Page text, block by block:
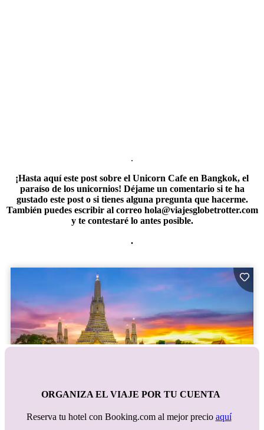
.
¡Hasta aquí este post sobre el Unicorn Cafe en Bangkok, el
paraíso de los unicornios! Déjame un comentario si te ha
gustado este post o si tienes alguna pregunta que hacerme.
También puedes escribir al correo hola@viajesglobetrotter.com
y te contestaré lo antes posible.
.
ORGANIZA EL VIAJE POR TU CUENTA
Reserva tu hotel con Booking.com al mejor precio aquí